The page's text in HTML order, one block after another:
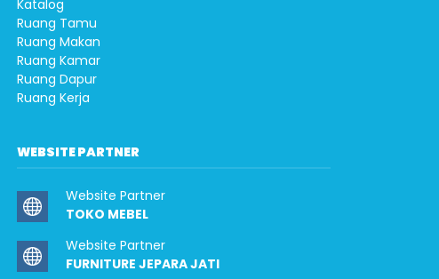
Katalog
Ruang Tamu
Ruang Makan
Ruang Kamar
Ruang Dapur
Ruang Kerja
WEBSITE PARTNER
Website Partner
TOKO MEBEL
Website Partner
FURNITURE JEPARA JATI